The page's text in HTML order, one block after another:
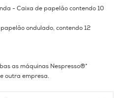
- Caixa de papelão contendo 10
ondulado, contendo 12
as máquinas Nespresso®*
outra empresa.